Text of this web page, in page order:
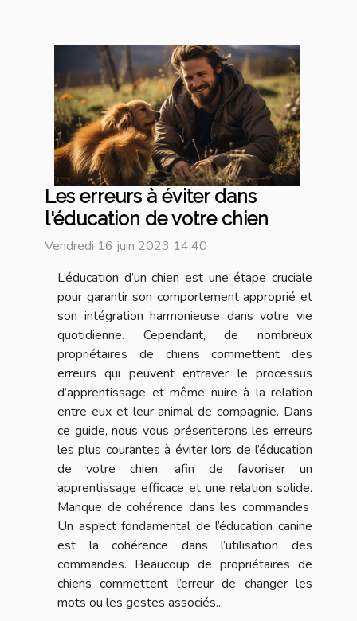
Les erreurs à éviter dans
l'éducation de votre chien
Vendredi 16 juin 2023 14:40
L’éducation d’un chien est une étape cruciale
pour garantir son comportement approprié et
son intégration harmonieuse dans votre vie
quotidienne. Cependant, de nombreux
propriétaires de chiens commettent des
erreurs qui peuvent entraver le processus
d’apprentissage et même nuire à la relation
entre eux et leur animal de compagnie. Dans
ce guide, nous vous présenterons les erreurs
les plus courantes à éviter lors de l’éducation
de votre chien, afin de favoriser un
apprentissage efficace et une relation solide.
Manque de cohérence dans les commandes
Un aspect fondamental de l’éducation canine
est la cohérence dans l’utilisation des
commandes. Beaucoup de propriétaires de
chiens commettent l’erreur de changer les
mots ou les gestes associés...